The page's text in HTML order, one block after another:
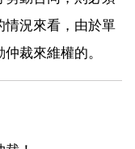
情況來看，由於單
裁來維權的。